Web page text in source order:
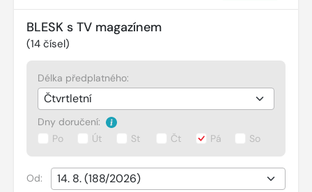
BLESK s TV magazínem
(14 čísel)
Délka předplatného:
Dny doručení:
Po
Út St Čt Pá So
Od: